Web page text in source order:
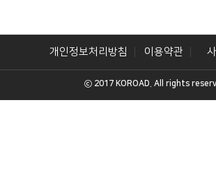
개인정보처리방침 이용약관
ⓒ 2017 KOROAD. All rights